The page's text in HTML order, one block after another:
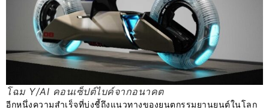
โฉม Y/AI คอนเซ็ปต์ไบค์จากอนาคต
อีกหนึ่งความสำเร็จที่บ่งชี้ถึงแนวทางของยนตกรรมยานยนต์ในโลก